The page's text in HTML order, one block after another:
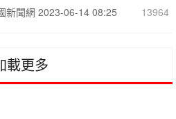
新聞網 2023-06-14 08:25 13964
載更多